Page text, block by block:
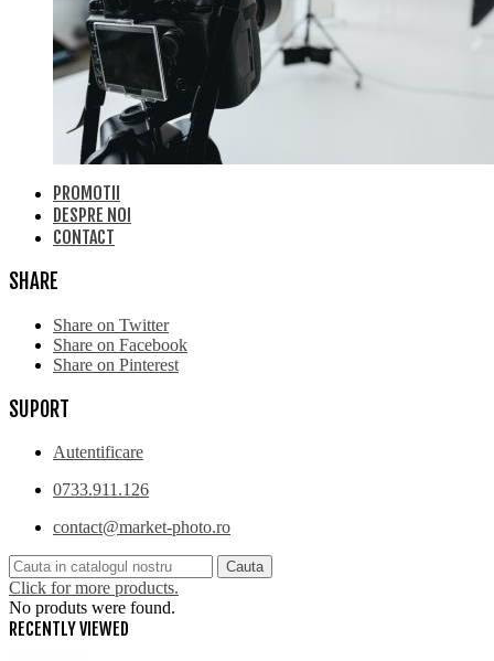
PROMOTII
DESPRE NOI
CONTACT
SHARE
Share on Twitter
Share on Facebook
Share on Pinterest
SUPORT
Autentificare
0733.911.126
contact@market-photo.ro
Cauta
Click for more products.
No produts were found.
RECENTLY VIEWED